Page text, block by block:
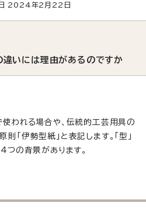
2024年2月22日
いには理由があるのですか
われる場合や、伝統的工芸用具の
「伊勢型紙」と表記します。「型」
つの背景があります。